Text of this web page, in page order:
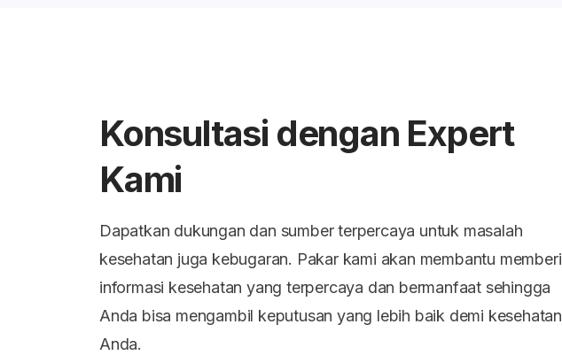
Konsultasi dengan Expert
Kami
Dapatkan dukungan dan sumber terpercaya untuk masalah
kesehatan juga kebugaran. Pakar kami akan membantu memberi
informasi kesehatan yang terpercaya dan bermanfaat sehingga
Anda bisa mengambil keputusan yang lebih baik demi kesehatan
Anda.